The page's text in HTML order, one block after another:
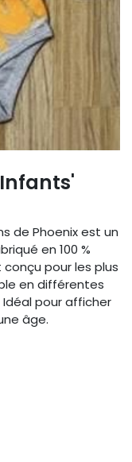
Infants'
de Phoenix est un
en 100 %
pour les plus
en différentes
pour afficher
âge.